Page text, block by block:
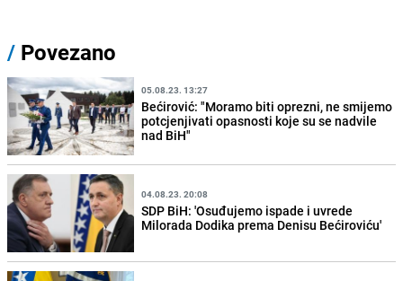
/ Povezano
05.08.23. 13:27
Bećirović: "Moramo biti oprezni, ne smijemo
potcjenjivati opasnosti koje su se nadvile
nad BiH"
04.08.23. 20:08
SDP BiH: 'Osuđujemo ispade i uvrede
Milorada Dodika prema Denisu Bećiroviću'